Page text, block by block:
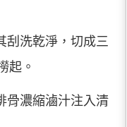
刮洗乾淨，切成三
起。
骨濃縮滷汁注入清